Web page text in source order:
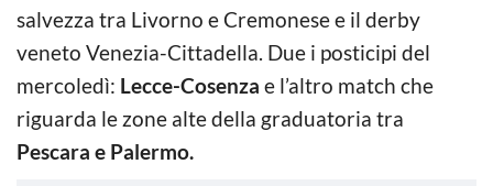
salvezza tra Livorno e Cremonese e il derby
veneto Venezia-Cittadella. Due i posticipi del
mercoledì: Lecce-Cosenza e l’altro match che
riguarda le zone alte della graduatoria tra
Pescara e Palermo.